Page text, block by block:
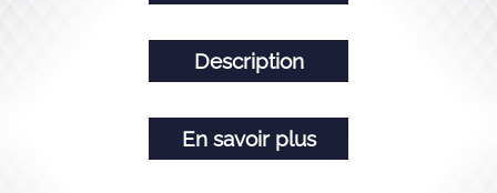
Description
En savoir plus